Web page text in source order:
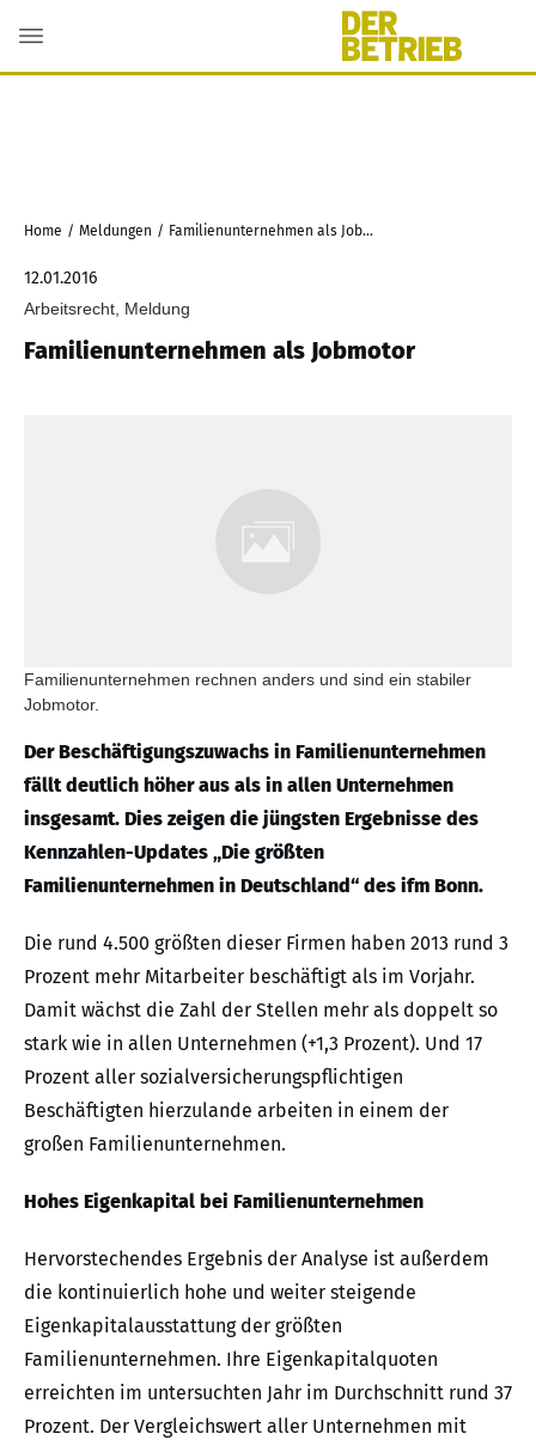
Home / Meldungen / Familienunternehmen als Jobmotor
12.01.2016
Arbeitsrecht, Meldung
Familienunternehmen als Jobmotor
Familienunternehmen rechnen anders und sind ein stabiler
Jobmotor.
Der Beschäftigungszuwachs in Familienunternehmen
fällt deutlich höher aus als in allen Unternehmen
insgesamt. Dies zeigen die jüngsten Ergebnisse des
Kennzahlen-Updates „Die größten
Familienunternehmen in Deutschland“ des ifm Bonn.
Die rund 4.500 größten dieser Firmen haben 2013 rund 3
Prozent mehr Mitarbeiter beschäftigt als im Vorjahr.
Damit wächst die Zahl der Stellen mehr als doppelt so
stark wie in allen Unternehmen (+1,3 Prozent). Und 17
Prozent aller sozialversicherungspflichtigen
Beschäftigten hierzulande arbeiten in einem der
großen Familienunternehmen.
Hohes Eigenkapital bei Familienunternehmen
Hervorstechendes Ergebnis der Analyse ist außerdem
die kontinuierlich hohe und weiter steigende
Eigenkapitalausstattung der größten
Familienunternehmen. Ihre Eigenkapitalquoten
erreichten im untersuchten Jahr im Durchschnitt rund 37
Prozent. Der Vergleichswert aller Unternehmen mit